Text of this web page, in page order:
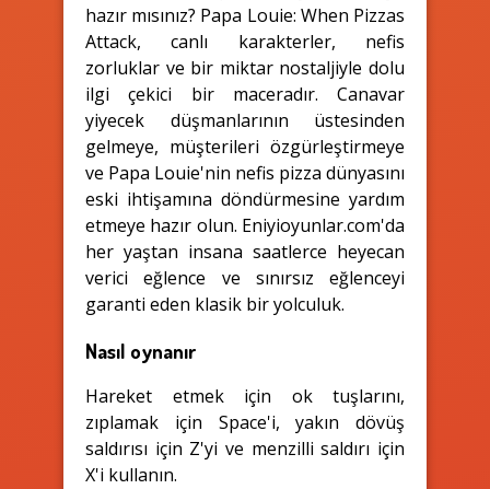
hazır mısınız? Papa Louie: When Pizzas
Attack, canlı karakterler, nefis
zorluklar ve bir miktar nostaljiyle dolu
ilgi çekici bir maceradır. Canavar
yiyecek düşmanlarının üstesinden
gelmeye, müşterileri özgürleştirmeye
ve Papa Louie'nin nefis pizza dünyasını
eski ihtişamına döndürmesine yardım
etmeye hazır olun. Eniyioyunlar.com'da
her yaştan insana saatlerce heyecan
verici eğlence ve sınırsız eğlenceyi
garanti eden klasik bir yolculuk.
Nasıl oynanır
Hareket etmek için ok tuşlarını,
zıplamak için Space'i, yakın dövüş
saldırısı için Z'yi ve menzilli saldırı için
X'i kullanın.